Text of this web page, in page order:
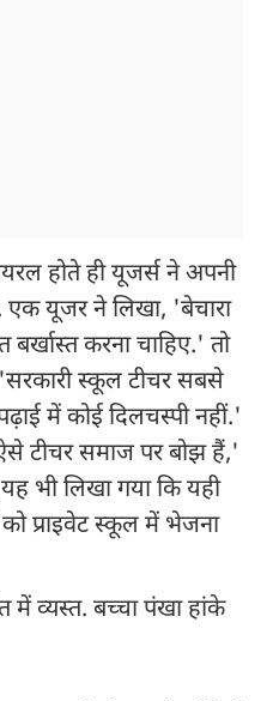
होते ही यूजर्स ने अपनी
एक यूजर ने लिखा, 'बेचारा
करना चाहिए.' तो
स्कूल टीचर सबसे
में कोई दिलचस्पी नहीं.'
टीचर समाज पर बोझ हैं,'
भी लिखा गया कि यही
प्राइवेट स्कूल में भेजना
में व्यस्त. बच्चा पंखा हांके